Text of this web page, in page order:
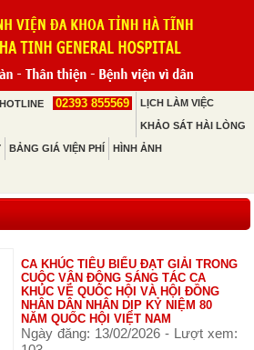
HOTLINE 02393 855569 LỊCH LÀM VIỆC
KHẢO SÁT HÀI LÒNG
BẢNG GIÁ VIỆN PHÍ HÌNH ẢNH
CA KHÚC TIÊU BIỂU ĐẠT GIẢI TRONG
CUỘC VẬN ĐỘNG SÁNG TÁC CA
KHÚC VỀ QUỐC HỘI VÀ HỘI ĐỒNG
NHÂN DÂN NHÂN DỊP KỶ NIỆM 80
NĂM QUỐC HỘI VIỆT NAM
Ngày đăng: 13/02/2026 - Lượt xem: